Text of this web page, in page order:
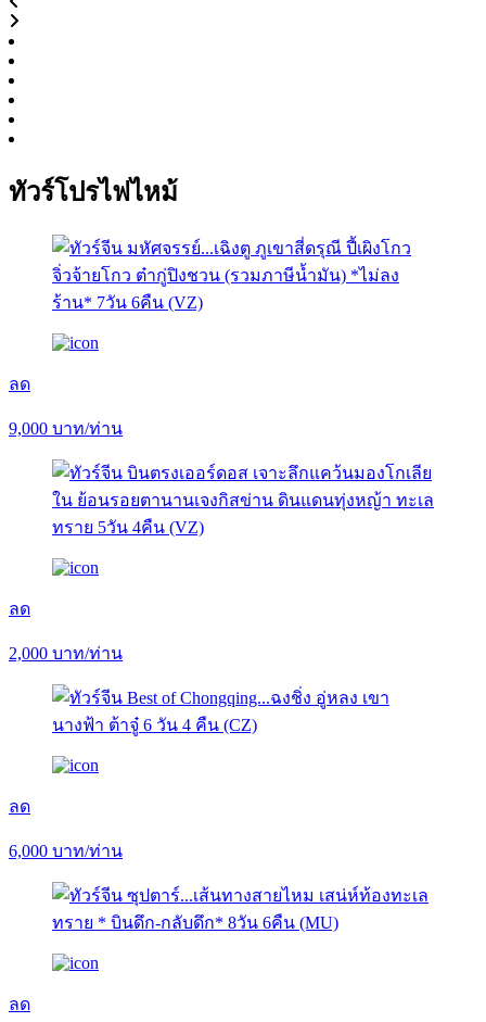
ทัวร์โปรไฟไหม้
ลด
9,000 บาท/ท่าน
ลด
2,000 บาท/ท่าน
ลด
6,000 บาท/ท่าน
ลด